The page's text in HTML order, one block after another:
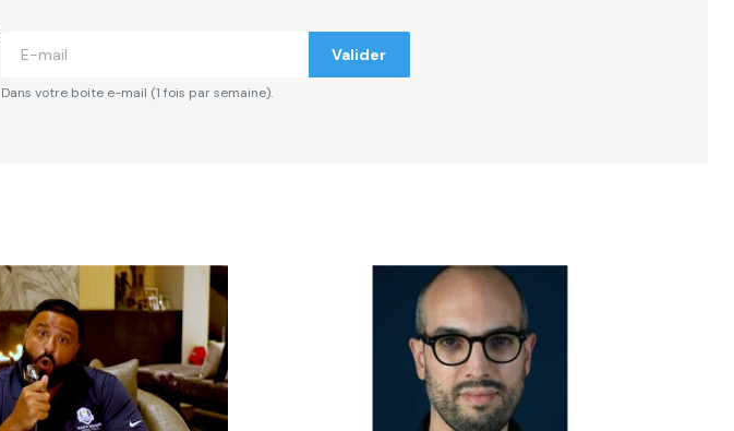
Valider
Dans votre boite e-mail (1 fois par semaine).